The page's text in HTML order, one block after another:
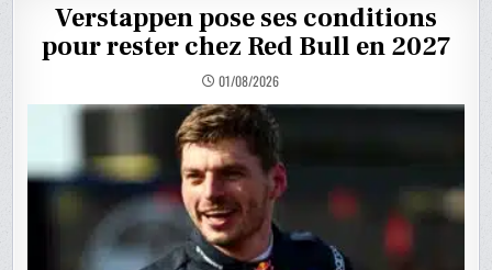
Verstappen pose ses conditions
pour rester chez Red Bull en 2027
01/08/2026